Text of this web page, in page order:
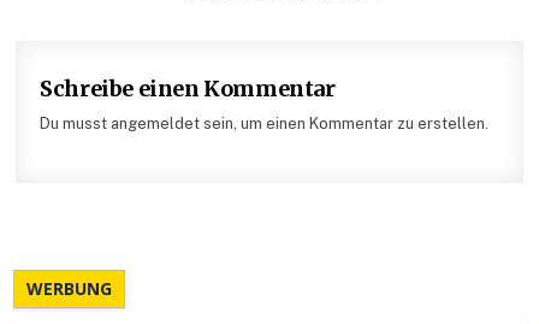
Schreibe einen Kommentar
Du musst angemeldet sein, um einen Kommentar zu erstellen.
WERBUNG